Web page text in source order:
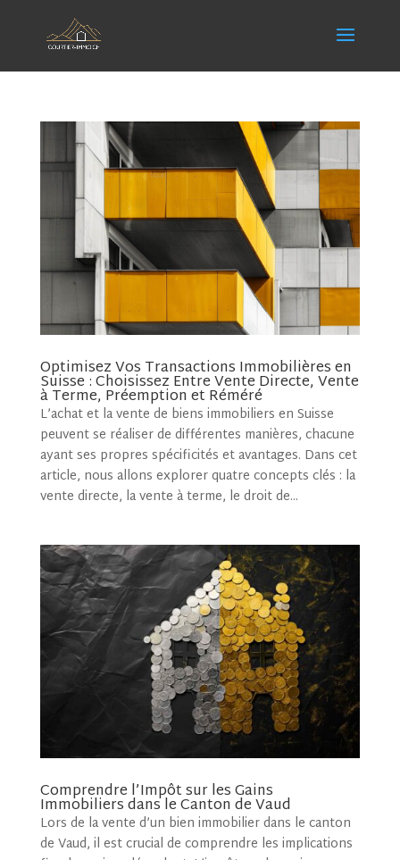
Optimisez Vos Transactions Immobilières en
Suisse : Choisissez Entre Vente Directe, Vente
à Terme, Préemption et Réméré
L’achat et la vente de biens immobiliers en Suisse
peuvent se réaliser de différentes manières, chacune
ayant ses propres spécificités et avantages. Dans cet
article, nous allons explorer quatre concepts clés : la
vente directe, la vente à terme, le droit de...
Comprendre l’Impôt sur les Gains
Immobiliers dans le Canton de Vaud
Lors de la vente d’un bien immobilier dans le canton
de Vaud, il est crucial de comprendre les implications